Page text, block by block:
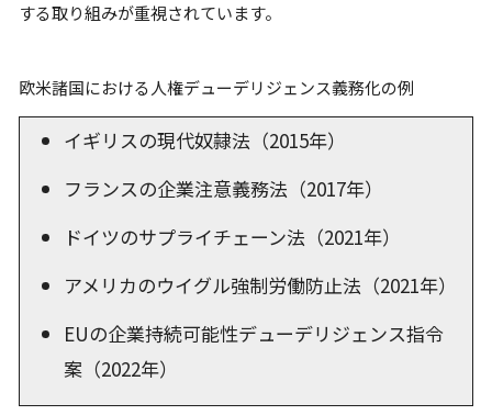
する取り組みが重視されています。
欧米諸国における人権デューデリジェンス義務化の例
イギリスの現代奴隷法（2015年）
フランスの企業注意義務法（2017年）
ドイツのサプライチェーン法（2021年）
アメリカのウイグル強制労働防止法（2021年）
EUの企業持続可能性デューデリジェンス指令
案（2022年）